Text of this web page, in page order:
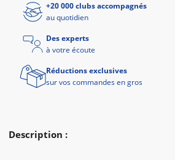
Description :
+20 000 clubs accompagnés
au quotidien
Des experts
à votre écoute
Réductions exclusives
sur vos commandes en gros